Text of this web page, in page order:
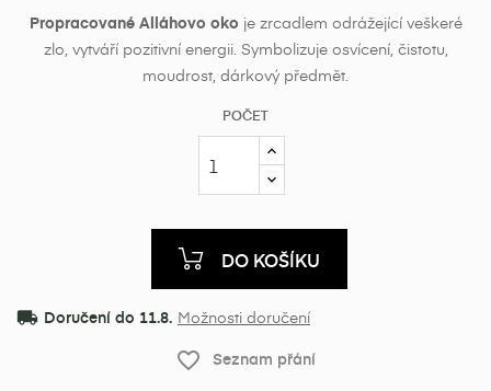
Propracované Alláhovo oko je zrcadlem odrážející veškeré
zlo, vytváří pozitivní energii. Symbolizuje osvícení, čistotu,
moudrost, dárkový předmět.
POČET
DO KOŠÍKU
local_shipping Doručení do 11.8. Možnosti doručení
favorite_border Seznam přání